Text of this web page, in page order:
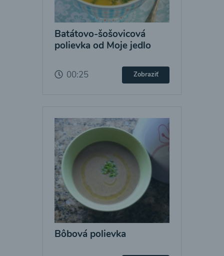
Batátovo-šošovicová
polievka od Moje jedlo
00:25 Zobraziť
Bôbová polievka